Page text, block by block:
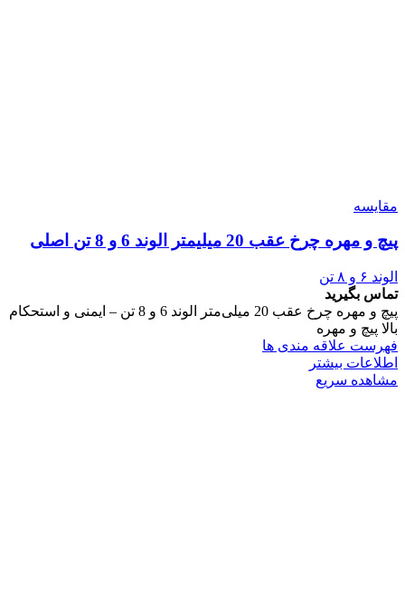
مقایسه
پیچ و مهره چرخ عقب 20 میلیمتر الوند 6 و 8 تن اصلی
الوند ۶ و ۸ تن
تماس بگیرید
پیچ و مهره چرخ عقب 20 میلی‌متر الوند 6 و 8 تن – ایمنی و استحکام
بالا پیچ و مهره
فهرست علاقه مندی ها
اطلاعات بیشتر
مشاهده سریع